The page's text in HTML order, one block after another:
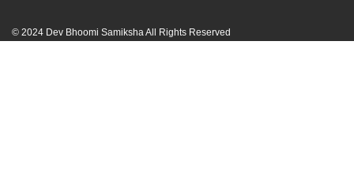
© 2024 Dev Bhoomi Samiksha All Rights Reserved